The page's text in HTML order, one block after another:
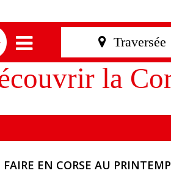
la
FAIRE EN CORSE AU